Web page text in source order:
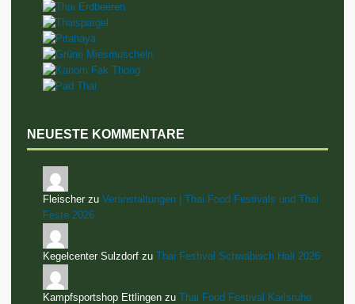
NEUESTE KOMMENTARE
Fleischer zu Veranstaltungen | Thai Food Festivals und Thai
Feste 2026
Kegelcenter Sulzdorf zu Thai Festival Schwäbisch Hall 2026
Kampfsportshop Ettlingen zu Thai Food Festival Karlsruhe